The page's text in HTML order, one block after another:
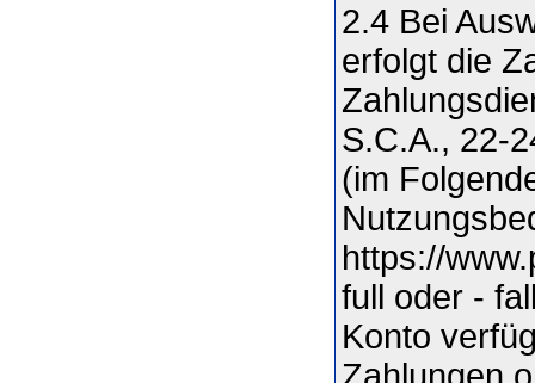
2.4 Bei
erfolgt die
S.C.A., 22-
(im
https://
full oder -
Konto